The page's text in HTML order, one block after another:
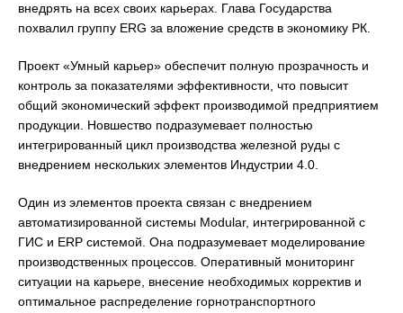
внедрять на всех своих карьерах. Глава Государства
похвалил группу ERG за вложение средств в экономику РК.
Проект «Умный карьер» обеспечит полную прозрачность и
контроль за показателями эффективности, что повысит
общий экономический эффект производимой предприятием
продукции. Новшество подразумевает полностью
интегрированный цикл производства железной руды с
внедрением нескольких элементов Индустрии 4.0.
Один из элементов проекта связан с внедрением
автоматизированной системы Modular, интегрированной с
ГИС и ERP системой. Она подразумевает моделирование
производственных процессов. Оперативный мониторинг
ситуации на карьере, внесение необходимых корректив и
оптимальное распределение горнотранспортного